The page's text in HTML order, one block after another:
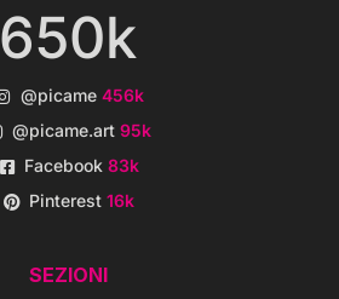
650k
@picame 456k
@picame.art95k
Facebook83k
Pinterest16k
SEZIONI